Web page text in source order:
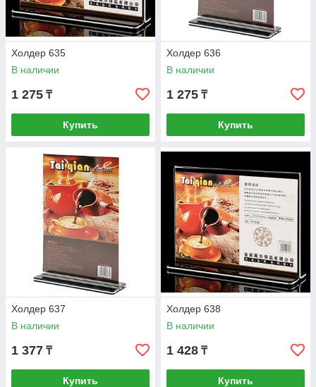
Холдер 635
В наличии
1 275 ₸
Купить
Холдер 636
В наличии
1 275 ₸
Купить
Холдер 637
В наличии
1 377 ₸
Купить
Холдер 638
В наличии
1 428 ₸
Купить